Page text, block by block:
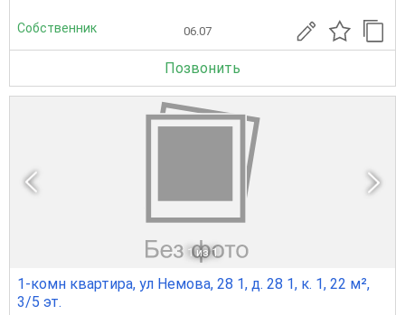
Собственник 06.07
Позвонить
1 из 1
1-комн квартира, ул Немова, 28 1, д. 28 1, к. 1, 22 м²,
3/5 эт.